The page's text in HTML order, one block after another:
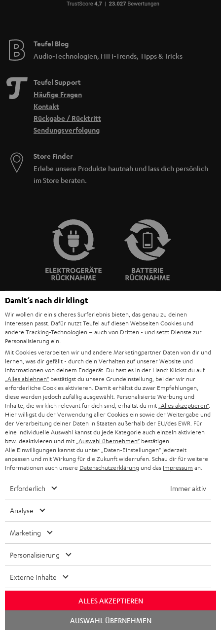
Teufel Blog
Audio-Technologien, HiFi-Trends, Tipps & Tricks
Teufel Support
Häufige Fragen
Kontakt
Rückgabe / Rücktritt
Sendungsverfolgung
Store Finder
Erlebe unsere Produkte hautnah und lass dich persönlich
im Store beraten.
BIS ZU
45 €
RABATT
N
e
w
s
l
e
t
t
e
r
a
n
m
e
l
d
Wähle deinen Gutschein!
Melde dich für den Newsletter an und erhalte bis zu
45 € als Dankeschön.
EMAIL
WIDGET
JETZT
Kategorien
HEIMKINO
HEIMKINO-KOMPLETTANLAGEN
HIFI-LAUTSPRECHER
Teufel Onlineshops
DEUTSCHLAND
Damit‘s nach dir klingt
Wir wollen dir ein sicheres Surferlebnis bieten, das genau zu deinen
Interessen passt. Dafür nutzt Teufel auf diesen Webseiten Cookies und
andere Tracking-Technologien – auch von Dritten - und setzt Dienste zur
Personalisierung ein.
Mit Cookies verarbeiten wir und andere Marketingpartner Daten von dir und
lernen, was dir gefällt - durch dein Verhalten auf unserer Website und
Informationen von deinem Endgerät. Du hast es in der Hand: Klickst du auf
„Alles ablehnen“ bestätigst du unsere Grundeinstellung, bei der wir nur
erforderliche Cookies aktivieren. Damit erhältst du zwar Empfehlungen,
diese werden jedoch zufällig ausgewählt. Personalisierte Werbung und
Inhalte, die wirklich relevant für dich sind, erhältst du mit „Alles akzeptieren“.
Hier willigst du der Verwendung aller Cookies ein sowie der Weitergabe und
der Verarbeitung deiner Daten in Staaten außerhalb der EU/des EWR. Für
eine individuelle Auswahl kannst du jede Kategorie auch einzeln aktivieren
bzw. deaktivieren und mit „Auswahl übernehmen“ bestätigen.
Alle Einwilligungen kannst du unter „Daten-Einstellungen“ jederzeit
anpassen und mit Wirkung für die Zukunft widerrufen. Schau dir für weitere
Informationen auch unsere Datenschutzerklärung und das Impressum an.
Erforderlich Immer aktiv
Analyse
Marketing
Personalisierung
Externe Inhalte
ALLES AKZEPTIEREN
AUSWAHL ÜBERNEHMEN